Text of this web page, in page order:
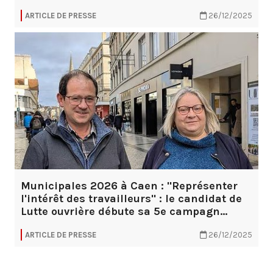
ARTICLE DE PRESSE 26/12/2025
Municipales 2026 à Caen : "Représenter
l'intérêt des travailleurs" : le candidat de
Lutte ouvrière débute sa 5e campagn…
ARTICLE DE PRESSE 26/12/2025